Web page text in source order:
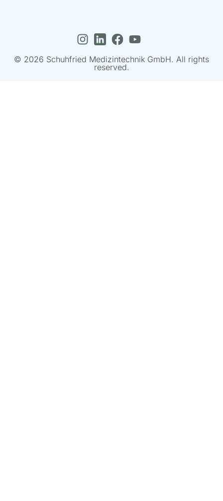
© 2026 Schuhfried Medizintechnik GmbH. All rights
reserved.